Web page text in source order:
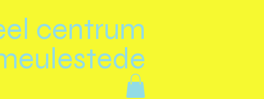
centrum